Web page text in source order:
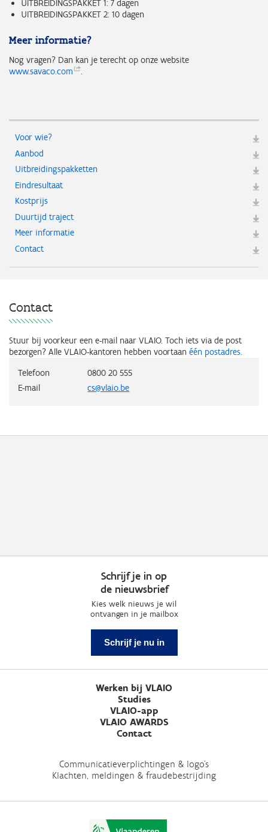
UITBREIDINGSPAKKET 1: 7 dagen
UITBREIDINGSPAKKET 2: 10 dagen
Meer informatie?
Nog vragen? Dan kan je terecht op onze website
www.savaco.com
.
Voor wie?
Aanbod
Uitbreidingspakketten
Eindresultaat
Kostprijs
Duurtijd traject
Meer informatie
Contact
Contact
Stuur bij voorkeur een e-mail naar VLAIO. Toch iets via de post
bezorgen? Alle VLAIO-kantoren hebben voortaan één postadres
Telefoon
0800 20 555
E-mail
cs@vlaio.be
Schrijf je in op
de nieuwsbrief
Kies welk nieuws je wil
ontvangen in je mailbox
Schrijf je nu in
Werken bij VLAIO
Studies
VLAIO-app
VLAIO AWARDS
Contact
Communicatieverplichtingen & logo's
Klachten, meldingen & fraudebestrijding